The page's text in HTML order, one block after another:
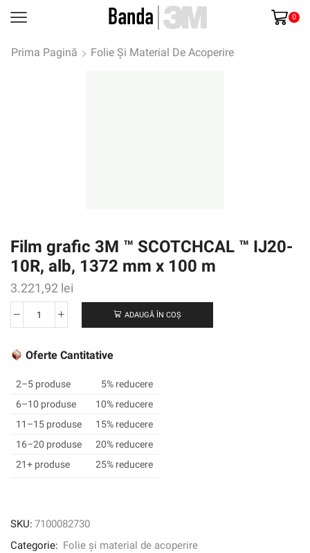
0
Prima Pagină Folie Și Material De Acoperire
Film grafic 3M ™ SCOTCHCAL ™ IJ20-
10R, alb, 1372 mm x 100 m
3.221,92 lei
Cantitate
grafic
™
SCOTCHCAL
™
IJ20-
10R,
alb,
100
ADAUGĂ ÎN COȘ
Oferte Cantitative
2–5 produse
5% reducere
6–10 produse
10% reducere
11–15 produse
15% reducere
16–20 produse
20% reducere
21+ produse
25% reducere
SKU: 7100082730
Categorie: Folie și material de acoperire